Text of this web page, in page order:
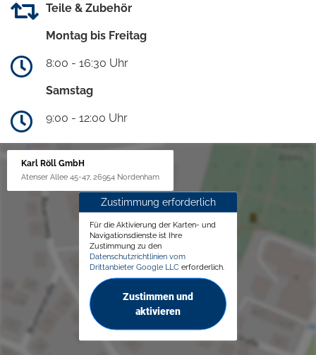
Teile & Zubehör
Montag bis Freitag
8:00 - 16:30 Uhr
Samstag
9:00 - 12:00 Uhr
Karl Röll GmbH
Atenser Allee 45-47, 26954 Nordenham
Zustimmung erforderlich
Für die Aktivierung der Karten- und
Navigationsdienste ist Ihre
Zustimmung zu den
Datenschutzrichtlinien vom
Drittanbieter Google LLC erforderlich.
Zustimmen und
aktivieren